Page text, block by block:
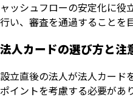
ャッシュフローの安定化に役
行い、審査を通過することを
法人カードの選び方と注
設立直後の法人が法人カード
ポイントを考慮する必要があ